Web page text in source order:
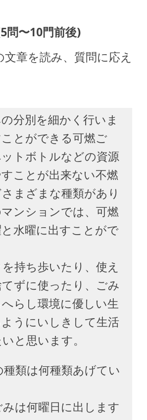
問〜10門前後)
章を読み、質問に応え
分別を細かく行いま
とができる可燃ご
トボトルなどの資源
ことが出来ない不燃
まざまな種類があり
ンションでは、可燃
水曜に出すことがで
持ち歩いたり、使え
ずに使ったり、ごみ
らし環境に優しい生
うにいしきして生活
と思います。
類は何種類あげてい
は何曜日に出します